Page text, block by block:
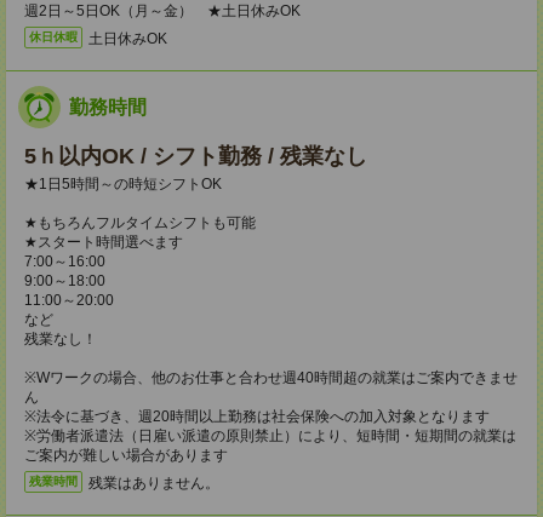
週2日～5日OK（月～金） ★土日休みOK
休日休暇 土日休みOK
勤務時間
5ｈ以内OK / シフト勤務 / 残業なし
★1日5時間～の時短シフトOK
★もちろんフルタイムシフトも可能
★スタート時間選べます
7:00～16:00
9:00～18:00
11:00～20:00
など
残業なし！
※Wワークの場合、他のお仕事と合わせ週40時間超の就業はご案内できませ
ん
※法令に基づき、週20時間以上勤務は社会保険への加入対象となります
※労働者派遣法（日雇い派遣の原則禁止）により、短時間・短期間の就業は
ご案内が難しい場合があります
残業時間 残業はありません。